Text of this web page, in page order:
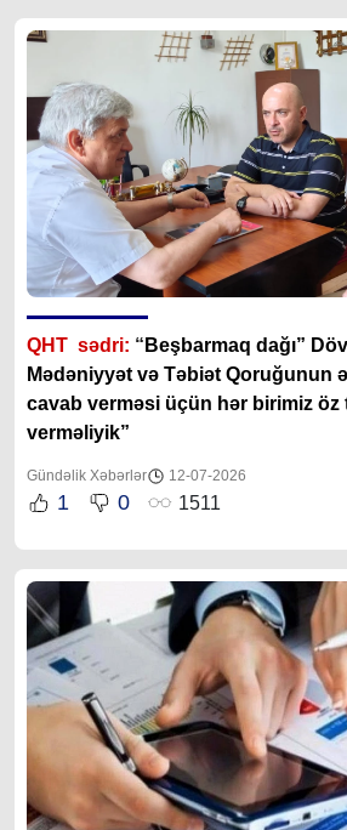
QHT sədri: “ Beşbarmaq dağı”
Mədəniyyət və Təbiət Qoruğunun
cavab verməsi üçün hər birimiz öz
verməliyik”
Gündəlik Xəbərlər 12-07-2026
1 0 1511